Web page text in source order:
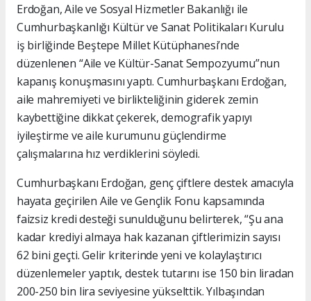
Erdoğan, Aile ve Sosyal Hizmetler Bakanlığı ile
Cumhurbaşkanlığı Kültür ve Sanat Politikaları Kurulu
iş birliğinde Beştepe Millet Kütüphanesi’nde
düzenlenen “Aile ve Kültür-Sanat Sempozyumu”nun
kapanış konuşmasını yaptı. Cumhurbaşkanı Erdoğan,
aile mahremiyeti ve birlikteliğinin giderek zemin
kaybettiğine dikkat çekerek, demografik yapıyı
iyileştirme ve aile kurumunu güçlendirme
çalışmalarına hız verdiklerini söyledi.
Cumhurbaşkanı Erdoğan, genç çiftlere destek amacıyla
hayata geçirilen Aile ve Gençlik Fonu kapsamında
faizsiz kredi desteği sunulduğunu belirterek, “Şu ana
kadar krediyi almaya hak kazanan çiftlerimizin sayısı
62 bini geçti. Gelir kriterinde yeni ve kolaylaştırıcı
düzenlemeler yaptık, destek tutarını ise 150 bin liradan
200-250 bin lira seviyesine yükselttik. Yılbaşından